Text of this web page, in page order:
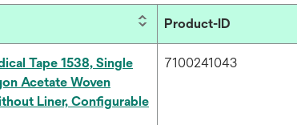
Product-ID
Tape 1538, Single
Acetate Woven
Liner, Configurable
7100241043